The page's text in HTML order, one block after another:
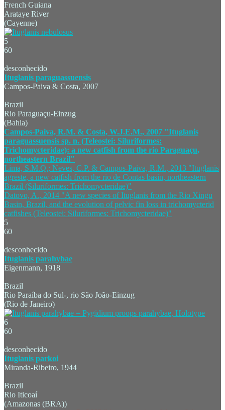
French Guiana
Arataye River
(Cayenne)
5
60
desconhecido
Ituglanis paraguassuensis
Campos-Paiva & Costa, 2007
Brazil
Rio Paraguaçu-Einzug
(Bahia)
Campos-Paiva, R.M. & Costa, W.J.E.M., 2007 "Ituglanis
paraguassuensis sp. n. (Teleostei: Siluriformes:
Trichomycteridae): a new catfish from the rio Paraguaçu,
northeastern Brazil"
Lima, S.M.Q.; Neves, C.P. & Campos-Paiva, R.M., 2013 "Ituglanis
agreste, a new catfish from the rio de Contas basin, northeastern
Brazil (Siluriformes: Trichomycteridae)"
Datovo, A., 2014 "A new species of Ituglanis from the Rio Xingu
Basin, Brazil, and the evolution of pelvic fin loss in trichomycterid
catfishes (Teleostei: Siluriformes: Trichomycteridae)"
5
60
desconhecido
Ituglanis parahybae
Eigenmann, 1918
Brazil
Rio Paraíba do Sul-, rio São João-Einzug
(Rio de Janeiro)
6
60
desconhecido
Ituglanis parkoi
Miranda-Ribeiro, 1944
Brazil
Rio Iticoaí
(Amazonas (BRA))